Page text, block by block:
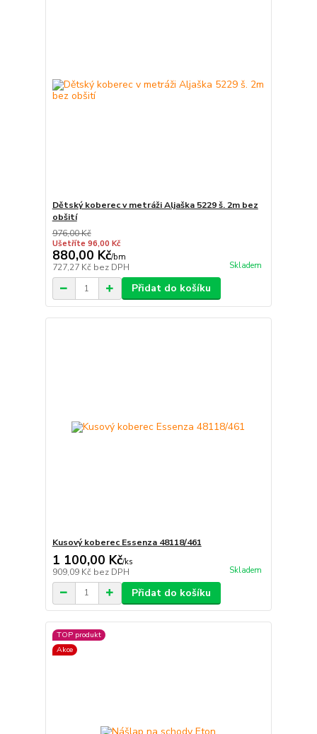
Dětský koberec v metráži Aljaška 5229 š. 2m bez
obšití
976,00 Kč
Ušetříte 96,00 Kč
880,00 Kč/bm
727,27 Kč bez DPH Skladem
Přidat do košíku
Kusový koberec Essenza 48118/461
1 100,00 Kč/ks
909,09 Kč bez DPH Skladem
Přidat do košíku
TOP produkt
Akce